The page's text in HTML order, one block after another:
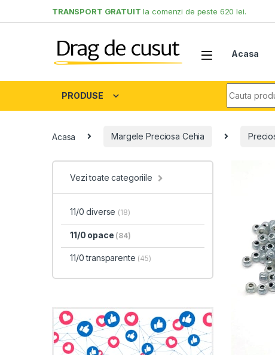
TRANSPORT GRATUIT la comenzi de peste 620 lei.
Acasa
PRODUSE
Acasa Margele Preciosa Cehia
Vezi toate categoriile
11/0 diverse (18)
11/0 opace (84)
11/0 transparente (45)